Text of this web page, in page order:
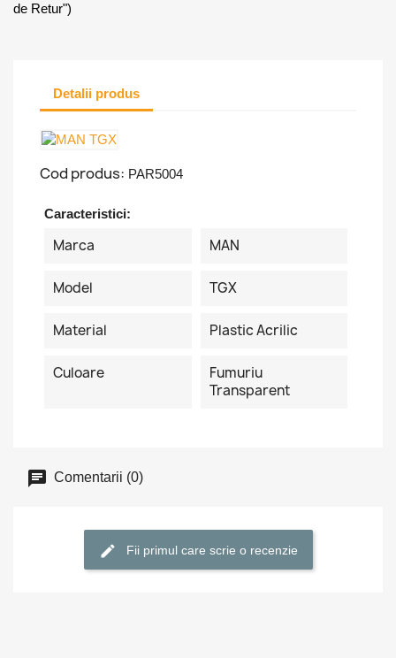
de Retur")
Detalii produs
Cod produs: PAR5004
Caracteristici:
Marca MAN
Model TGX
Material Plastic Acrilic
Culoare
Fumuriu
Transparent
Comentarii (0)
Fii primul care scrie o recenzie